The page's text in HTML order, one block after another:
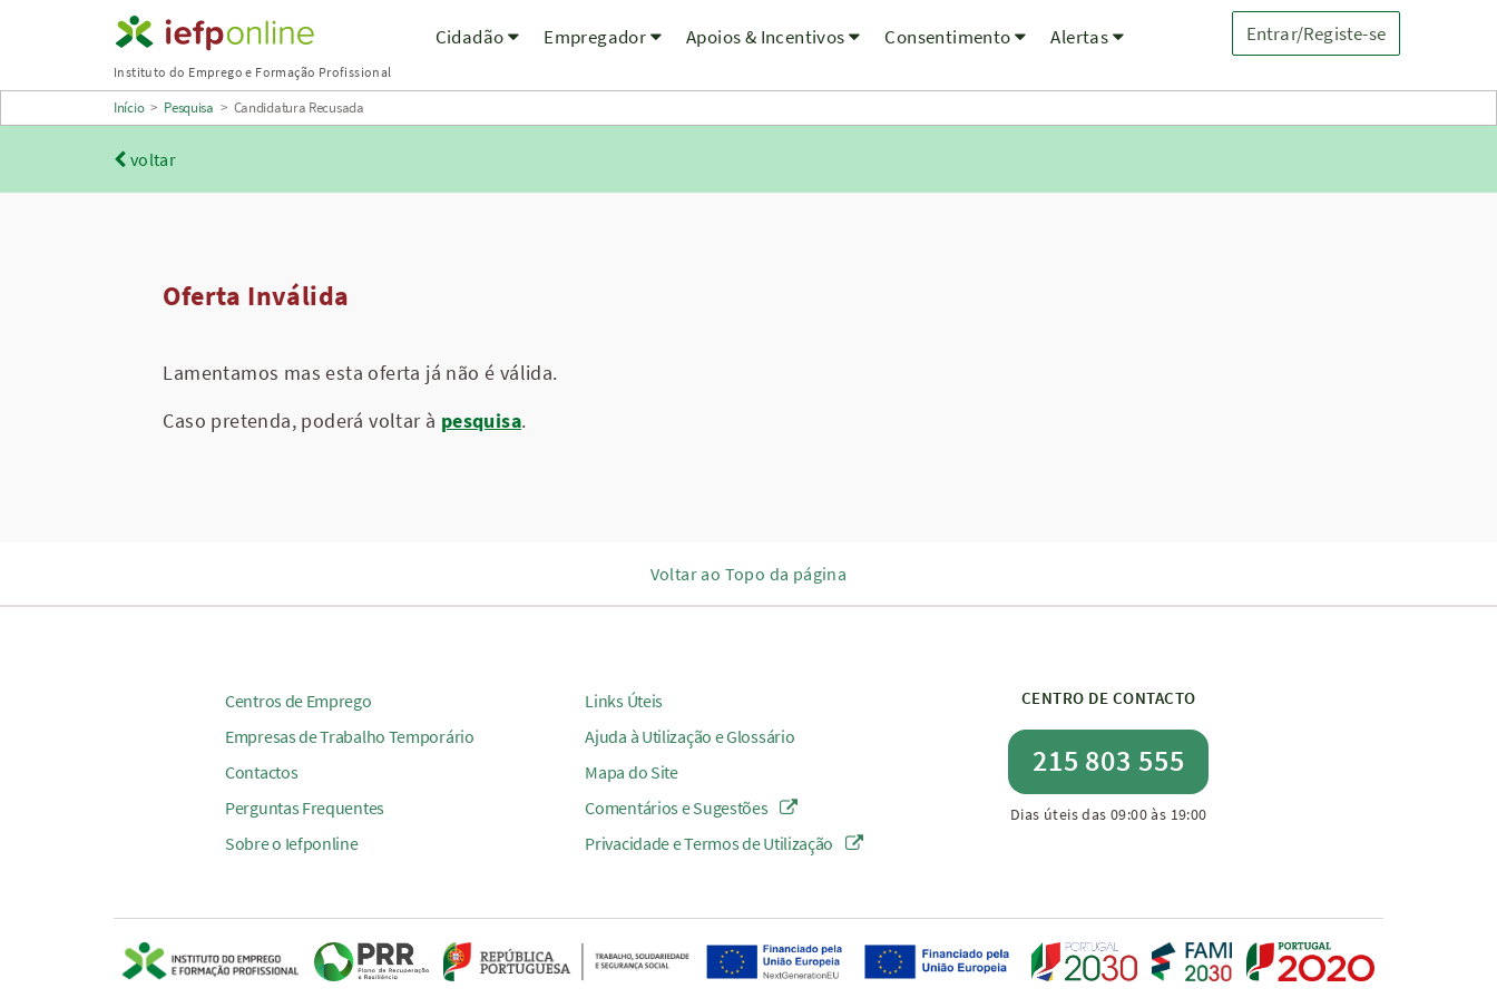
Instituto do Emprego e Formação Profissional
Entrar/Registe-se
Cidadão Empregador Apoios & Incentivos Consentimento Alertas
Início > Pesquisa > Candidatura Recusada
voltar
Oferta Inválida
Lamentamos mas esta oferta já não é válida.
Caso pretenda, poderá voltar à pesquisa.
Voltar ao Topo da página
Centros de Emprego
Empresas de Trabalho Temporário
Contactos
Perguntas Frequentes
Sobre o Iefponline
Links Úteis
Ajuda à Utilização e Glossário
Mapa do Site
Comentários e Sugestões
Privacidade e Termos de Utilização
CENTRO DE CONTACTO
215 803 555
Dias úteis das 09:00 às 19:00